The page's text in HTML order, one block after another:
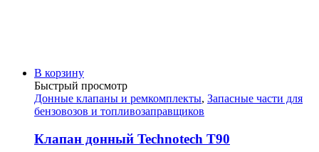
В корзину
Быстрый просмотр
Донные клапаны и ремкомплекты, Запасные части для
бензовозов и топливозаправщиков
Клапан донный Technotech T90